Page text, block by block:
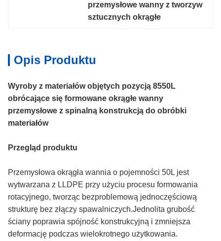
przemysłowe wanny z tworzyw
sztucznych okrągłe
Opis Produktu
Wyroby z materiałów objętych pozycją 8550L
obrócające się formowane okrągłe wanny
przemysłowe z spinalną konstrukcją do obróbki
materiałów
Przegląd produktu
Przemysłowa okrągła wannia o pojemności 50L jest
wytwarzana z LLDPE przy użyciu procesu formowania
rotacyjnego, tworząc bezproblemową jednoczęściową
strukturę bez złączy spawalniczych.Jednolita grubość
ściany poprawia spójność konstrukcyjną i zmniejsza
deformację podczas wielokrotnego użytkowania.